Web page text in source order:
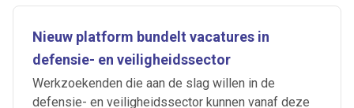
Nieuw platform bundelt vacatures in
defensie- en veiligheidssector
Werkzoekenden die aan de slag willen in de
defensie- en veiligheidssector kunnen vanaf deze